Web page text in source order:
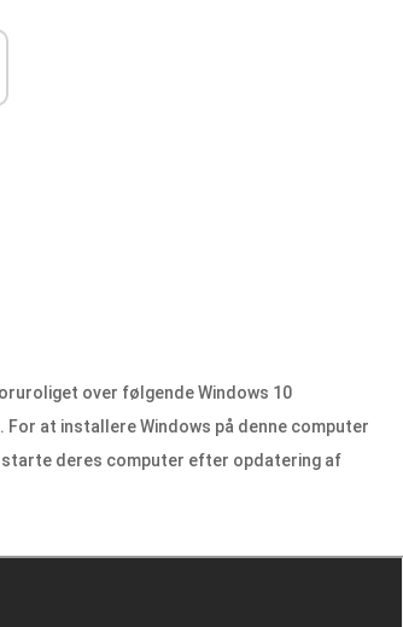
over følgende Windows 10
at installere Windows på denne computer
starte deres computer efter opdatering af